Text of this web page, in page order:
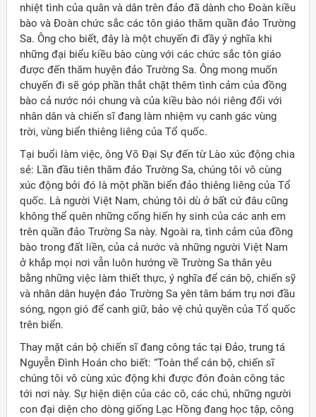
nhiệt tình của quân và dân trên đảo đã dành cho Đoàn kiều
bào và Đoàn chức sắc các tôn giáo thăm quần đảo Trường
Sa. Ông cho biết, đây là một chuyến đi đầy ý nghĩa khi
những đại biểu kiều bào cùng với các chức sắc tôn giáo
được đến thăm huyện đảo Trường Sa. Ông mong muốn
chuyến đi sẽ góp phần thắt chặt thêm tình cảm của đồng
bào cả nước nói chung và của kiều bào nói riêng đối với
nhân dân và chiến sĩ đang làm nhiệm vụ canh gác vùng
trời, vùng biển thiêng liêng của Tổ quốc.
Tại buổi làm việc, ông Võ Đại Sự đến từ Lào xúc động chia
sẻ: Lần đầu tiên thăm đảo Trường Sa, chúng tôi vô cùng
xúc động bởi đó là một phần biển đảo thiêng liêng của Tổ
quốc. Là người Việt Nam, chúng tôi dù ở bất cứ đâu cũng
không thể quên những cống hiến hy sinh của các anh em
trên quần đảo Trường Sa này. Ngoài ra, tình cảm của đồng
bào trong đất liền, của cả nước và những người Việt Nam
ở khắp mọi nơi vẫn luôn hướng về Trường Sa thân yêu
bằng những việc làm thiết thực, ý nghĩa để cán bộ, chiến sỹ
và nhân dân huyện đảo Trường Sa yên tâm bám trụ nơi đầu
sóng, ngọn gió để canh giữ, bảo vệ chủ quyền của Tổ quốc
trên biển.
Thay mặt cán bộ chiến sĩ đang công tác tại Đảo, trung tá
Nguyễn Đình Hoán cho biết: “Toàn thể cán bộ, chiến sĩ
chúng tôi vô cùng xúc động khi được đón đoàn công tác
tới nơi này. Sự hiện diện của các cô, các chú, những người
con đại diện cho dòng giống Lạc Hồng đang học tập, công